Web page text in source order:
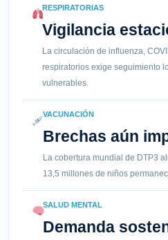
RESPIRATORIAS
Vigilancia
La circulación de influenza,
respiratorios exige seguimiento
vulnerables.
VACUNACIÓN
Brechas aún
La cobertura mundial de DTP3
13,5 millones de niños
SALUD MENTAL
Demanda